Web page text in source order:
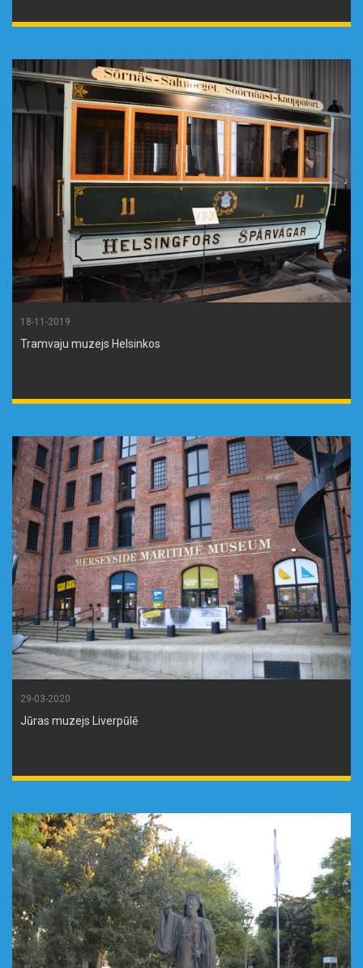
18-11-2019
Tramvaju muzejs Helsinkos
29-03-2020
Jūras muzejs Liverpūlē